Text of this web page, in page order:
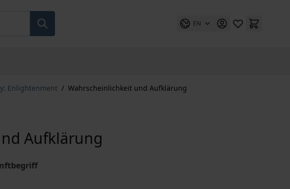
EN
Enlightenment / Wahrscheinlichkeit und Aufklärung
Aufklärung